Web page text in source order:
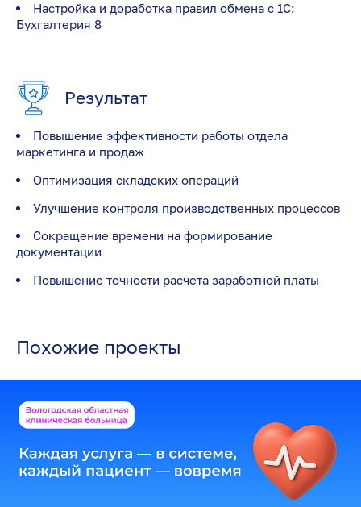
Настройка и доработка правил обмена с 1С:
Бухгалтерия 8
Результат
Повышение эффективности работы отдела
маркетинга и продаж
Оптимизация складских операций
Улучшение контроля производственных процессов
Сокращение времени на формирование
документации
Повышение точности расчета заработной платы
Похожие проекты